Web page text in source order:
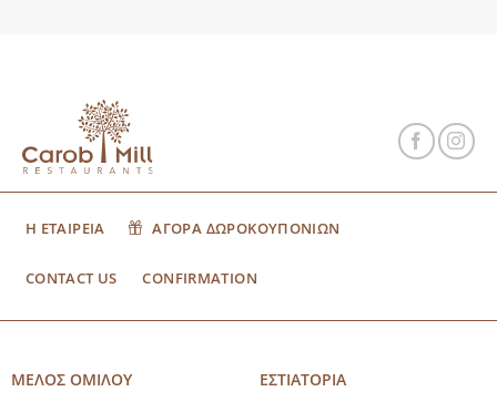
Η ΕΤΑΙΡΕΙΑ ΑΓΟΡΑ ΔΩΡΟΚΟΥΠΟΝΙΩΝ
CONTACT US CONFIRMATION
ΜΕΛΟΣ ΟΜΙΛΟΥ ΕΣΤΙΑΤΟΡΙΑ